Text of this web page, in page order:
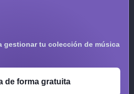
gestionar tu colección de música
de forma gratuita